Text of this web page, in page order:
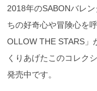
2018年のSABONバレ
ちの好奇心や冒険心を
OLLOW THE STARS」
くりあげたこのコレク
発売中です。